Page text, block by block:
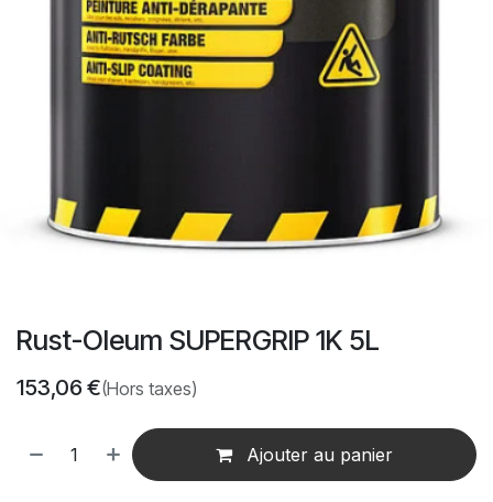
Rust-Oleum SUPERGRIP 1K 5L
153,06 €(Hors taxes)
Ajouter au panier